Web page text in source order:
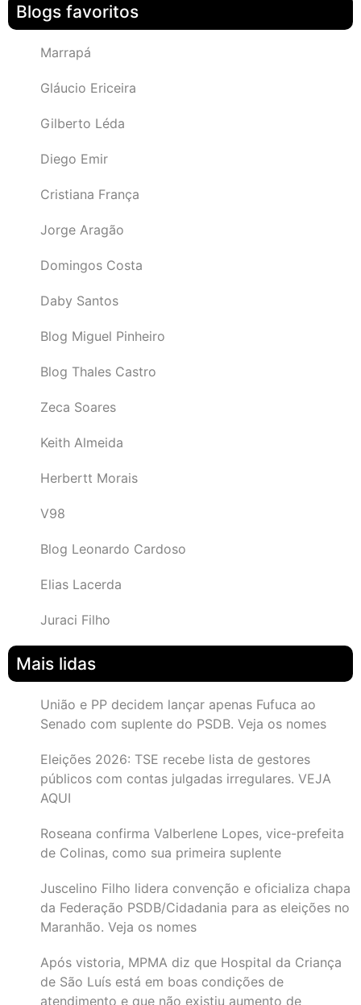
Blogs favoritos
Marrapá
Gláucio Ericeira
Gilberto Léda
Diego Emir
Cristiana França
Jorge Aragão
Domingos Costa
Daby Santos
Blog Miguel Pinheiro
Blog Thales Castro
Zeca Soares
Keith Almeida
Herbertt Morais
V98
Blog Leonardo Cardoso
Elias Lacerda
Juraci Filho
Mais lidas
União e PP decidem lançar apenas Fufuca ao
Senado com suplente do PSDB. Veja os nomes
Eleições 2026: TSE recebe lista de gestores
públicos com contas julgadas irregulares. VEJA
AQUI
Roseana confirma Valberlene Lopes, vice-prefeita
de Colinas, como sua primeira suplente
Juscelino Filho lidera convenção e oficializa chapa
da Federação PSDB/Cidadania para as eleições no
Maranhão. Veja os nomes
Após vistoria, MPMA diz que Hospital da Criança
de São Luís está em boas condições de
atendimento e que não existiu aumento de